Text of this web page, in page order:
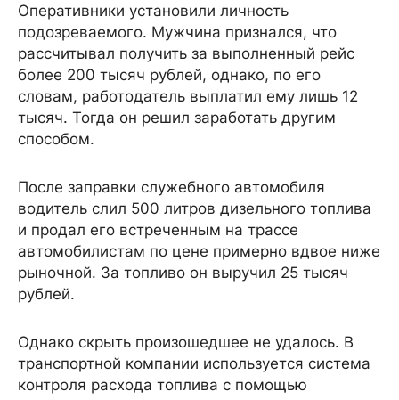
Оперативники установили личность
подозреваемого. Мужчина признался, что
рассчитывал получить за выполненный рейс
более 200 тысяч рублей, однако, по его
словам, работодатель выплатил ему лишь 12
тысяч. Тогда он решил заработать другим
способом.
После заправки служебного автомобиля
водитель слил 500 литров дизельного топлива
и продал его встреченным на трассе
автомобилистам по цене примерно вдвое ниже
рыночной. За топливо он выручил 25 тысяч
рублей.
Однако скрыть произошедшее не удалось. В
транспортной компании используется система
контроля расхода топлива с помощью